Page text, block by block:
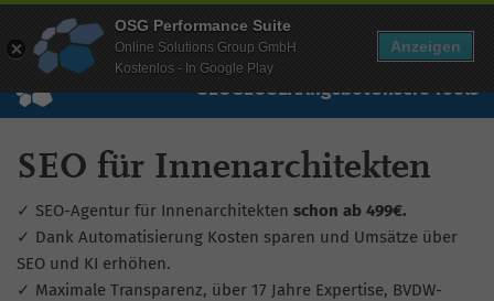
Wissen Free Checks Über uns Free Account
SEOGEOSEAAngebotUnsere Tools
SEO für Innenarchitekten
✓ SEO-Agentur für Innenarchitekten schon ab 499€.
✓ Dank Automatisierung Kosten sparen und Umsätze über
SEO und KI erhöhen.
✓ Maximale Transparenz, über 17 Jahre Expertise, BVDW-
OSG Performance Suite
Online Solutions Group GmbH
Kostenlos - In Google Play
Anzeigen